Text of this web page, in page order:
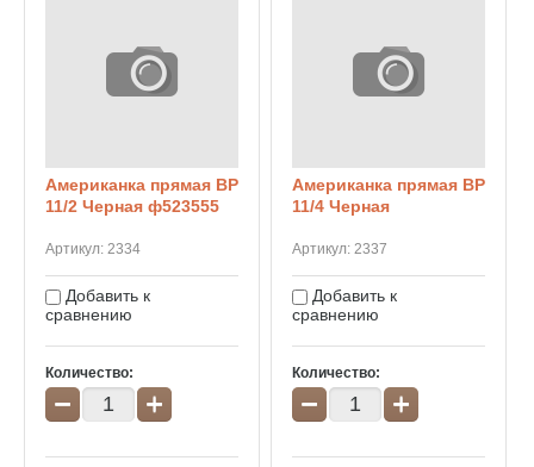
Американка прямая ВР
11/2 Черная ф523555
Артикул: 2334
Добавить к
сравнению
Количество:
− +
Американка прямая ВР
11/4 Черная
Артикул:2337
Добавить к
сравнению
Количество:
− +